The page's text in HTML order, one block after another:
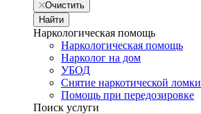
Очистить
Найти
Наркологическая помощь
Наркологическая помощь
Нарколог на дом
УБОД
Снятие наркотической ломки
Помощь при передозировке
Поиск услуги